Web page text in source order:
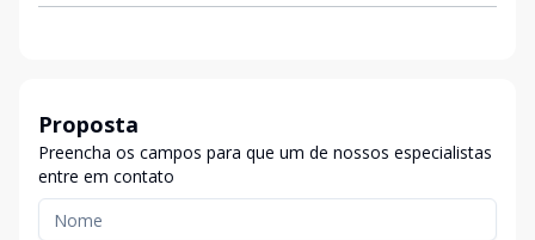
Proposta
Preencha os campos para que um de nossos especialistas
entre em contato